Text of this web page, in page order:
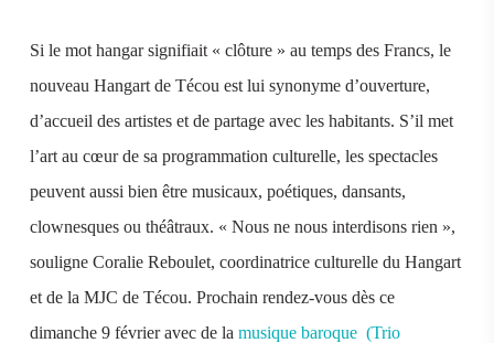
Si le mot hangar signifiait « clôture » au temps des Francs, le
nouveau Hangart de Técou est lui synonyme d’ouverture,
d’accueil des artistes et de partage avec les habitants. S’il met
l’art au cœur de sa programmation culturelle, les spectacles
peuvent aussi bien être musicaux, poétiques, dansants,
clownesques ou théâtraux. « Nous ne nous interdisons rien »,
souligne Coralie Reboulet, coordinatrice culturelle du Hangart
et de la MJC de Técou. Prochain rendez-vous dès ce
dimanche 9 février avec de la musique baroque (Trio